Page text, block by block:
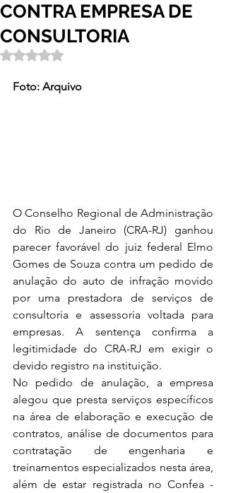
CONTRA EMPRESA DE
CONSULTORIA
Avaliado com NaN de 5 estrelas.
Foto: Arquivo
O Conselho Regional de Administração
do Rio de Janeiro (CRA-RJ) ganhou
parecer favorável do juiz federal Elmo
Gomes de Souza contra um pedido de
anulação do auto de infração movido
por uma prestadora de serviços de
consultoria e assessoria voltada para
empresas. A sentença confirma a
legitimidade do CRA-RJ em exigir o
devido registro na instituição.
No pedido de anulação, a empresa
alegou que presta serviços específicos
na área de elaboração e execução de
contratos, análise de documentos para
contratação de engenharia e
treinamentos especializados nesta área,
além de estar registrada no Confea -